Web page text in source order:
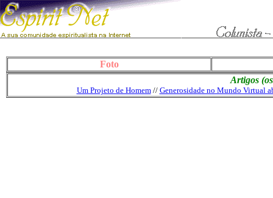
Foto
Artigos
Um Projeto de Homem// Generosidade no Mundo Virtual